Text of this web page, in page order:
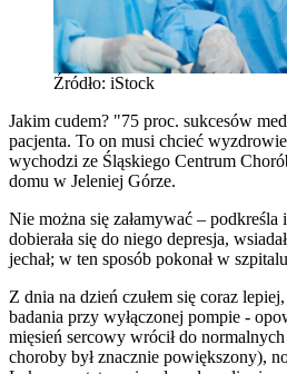
Źródło: iStock
Jakim cudem? "75 proc. sukcesów
pacjenta. To on musi chcieć
wychodzi ze Śląskiego Centrum
domu w Jeleniej Górze.
Nie można się załamywać –
dobierała się do niego depresja,
jechał; w ten sposób pokonał w
Z dnia na dzień czułem się coraz
badania przy wyłączonej pompie -
mięsień sercowy wrócił do
choroby był znacznie powiększony),